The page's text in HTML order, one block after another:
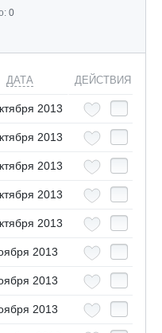
0
ДАТА ДЕЙСТВИЯ
2013
2013
2013
2013
2013
2013
2013
2013